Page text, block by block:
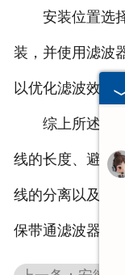
安装位置选择
装，并使用滤波
以优化滤波效果
综上所述，
线的长度、避免
线的分离以及安
保带通滤波器在